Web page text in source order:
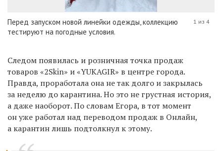
Перед запуском новой линейки одежды, коллекцию
тестируют на погодные условия.
1 из 4
Следом появилась и розничная точка продаж
товаров «2Skin» и «YUKAGIR» в центре города.
Правда, проработала она не так долго и закрылась
за неделю до карантина. Но это не грустная история,
а даже наоборот. По словам Егора, в тот момент
он уже работал над переводом продаж в Онлайн,
а карантин лишь подтолкнул к этому.